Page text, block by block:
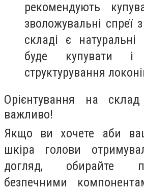
рекомендують
зволожувальні
складі є
буде купувати
структурування
Орієнтування на
важливо!
Якщо ви хочете аби
шкіра голови
догляд, обирайте
безпечними